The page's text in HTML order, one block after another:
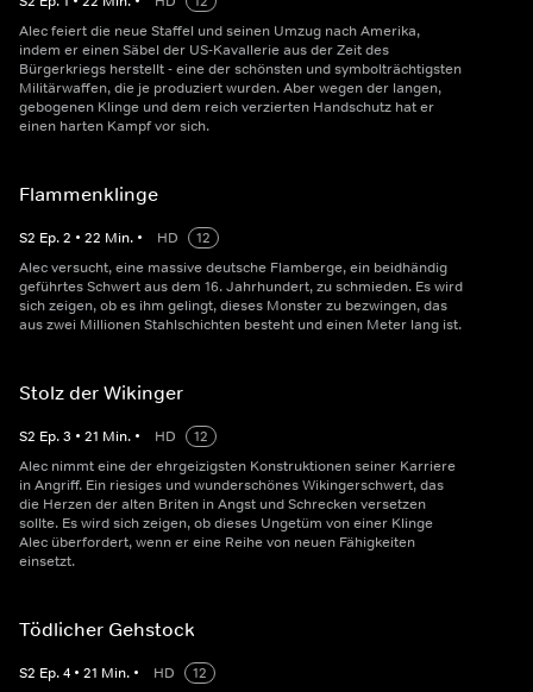
Alec feiert die neue Staffel und seinen Umzug nach Amerika,
indem er einen Säbel der US-Kavallerie aus der Zeit des
Bürgerkriegs herstellt - eine der schönsten und symbolträchtigsten
Militärwaffen, die je produziert wurden. Aber wegen der langen,
gebogenen Klinge und dem reich verzierten Handschutz hat er
einen harten Kampf vor sich.
Flammenklinge
S2 Ep.2 • 22 Min. • HD
12
Alec versucht, eine massive deutsche Flamberge, ein beidhändig
geführtes Schwert aus dem 16. Jahrhundert, zu schmieden. Es wird
sich zeigen, ob es ihm gelingt, dieses Monster zu bezwingen, das
aus zwei Millionen Stahlschichten besteht und einen Meter lang ist.
Stolz der Wikinger
S2 Ep.3 • 21 Min. • HD
12
Alec nimmt eine der ehrgeizigsten Konstruktionen seiner Karriere
in Angriff. Ein riesiges und wunderschönes Wikingerschwert, das
die Herzen der alten Briten in Angst und Schrecken versetzen
sollte. Es wird sich zeigen, ob dieses Ungetüm von einer Klinge
Alec überfordert, wenn er eine Reihe von neuen Fähigkeiten
einsetzt.
Tödlicher Gehstock
S2 Ep.4 • 21 Min. • HD
12